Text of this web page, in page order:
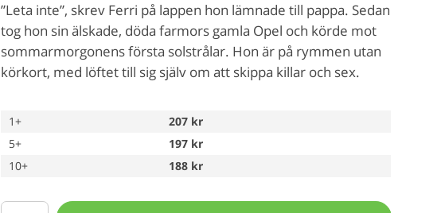
”Leta inte”, skrev Ferri på lappen hon lämnade till pappa. Sedan
tog hon sin älskade, döda farmors gamla Opel och körde mot
sommarmorgonens första solstrålar. Hon är på rymmen utan
körkort, med löftet till sig själv om att skippa killar och sex.
1+
207 kr
5+
197 kr
10+
188 kr